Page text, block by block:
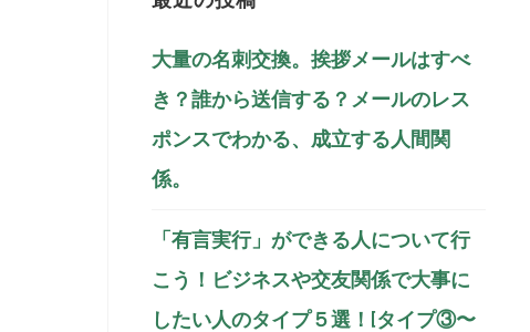
大量の名刺交換。挨拶メールはすべ
き？誰から送信する？メールのレス
ポンスでわかる、成立する人間関
係。
「有言実行」ができる人について行
こう！ビジネスや交友関係で大事に
したい人のタイプ５選！[タイプ③〜